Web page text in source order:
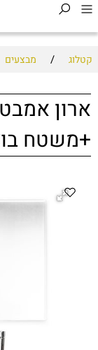
קטלוג / מבצעים
ארון
+משטח